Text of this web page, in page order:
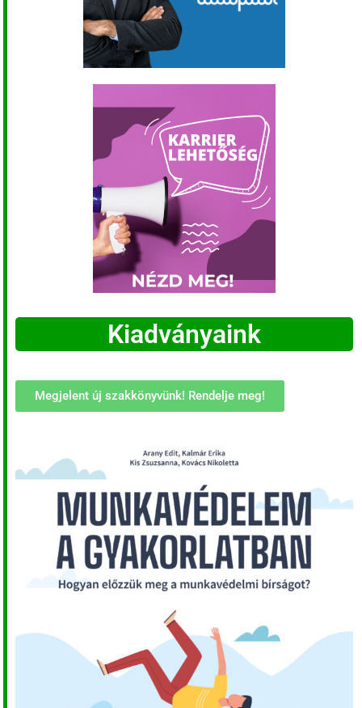
Kiadványaink
Megjelent új szakkönyvünk! Rendelje meg!